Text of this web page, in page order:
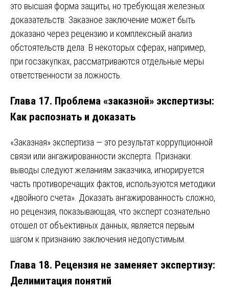
это высшая форма защиты, но требующая железных
доказательств. Заказное заключение может быть
доказано через рецензию и комплексный анализ
обстоятельств дела. В некоторых сферах, например,
при госзакупках, рассматриваются отдельные меры
ответственности за ложность.
Глава 17. Проблема «заказной» экспертизы:
Как распознать и доказать
«Заказная» экспертиза — это результат коррупционной
связи или ангажированности эксперта. Признаки:
выводы следуют желаниям заказчика, игнорируется
часть противоречащих фактов, используются методики
«двойного счета». Доказать ангажированность сложно,
но рецензия, показывающая, что эксперт сознательно
отошел от объективных данных, является первым
шагом к признанию заключения недопустимым.
Глава 18. Рецензия не заменяет экспертизу:
Делимитация понятий